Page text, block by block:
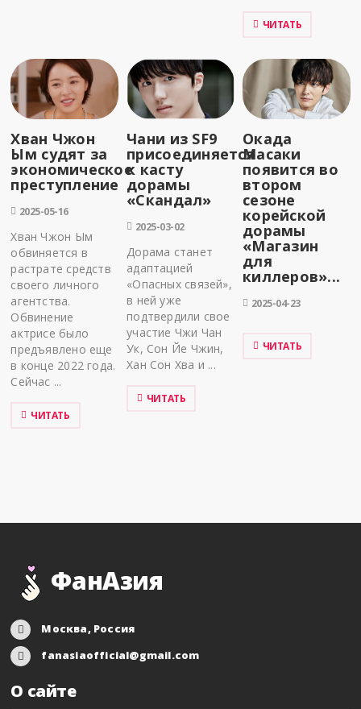
ЧИТАТЬ
Хван Чжон
Ым судят за
экономическое
преступление
2025-05-16
Хван Чжон Ым
обвиняется в
растрате средств
своего личного
агентства.
Обвинение
актрисе было
предъявлено еще
в конце 2022 года.
Сейчас ...
ЧИТАТЬ
Чани из SF9
присоединяется
к касту
дорамы
«Скандал»
2025-03-02
Дорама станет
адаптацией
«Опасных связей»,
в ней уже
подтвердили свое
участие Чжи Чан
Ук, Сон Йе Чжин,
Хан Сон Хва и ...
ЧИТАТЬ
Окада
Масаки
появится во
втором
сезоне
корейской
дорамы
«Магазин
для
киллеров»...
2025-04-23
ЧИТАТЬ
ФанАзия
Москва, Россия
fanasiaofficial@gmail.com
О сайте